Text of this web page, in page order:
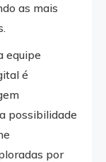
as mais
equipe
é
possibilidade
por